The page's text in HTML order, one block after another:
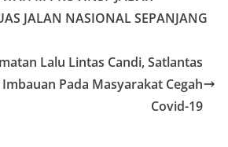
JALAN NASIONAL SEPANJANG
Lalu Lintas Candi, Satlantas
Pada Masyarakat Cegah
Covid-19